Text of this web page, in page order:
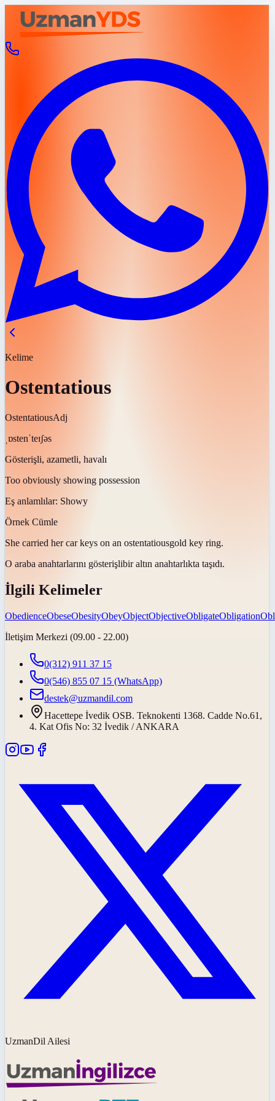
Kelime
Ostentatious
OstentatiousAdj
ˌɒstenˈteɪʃəs
Gösterişli, azametli, havalı
Too obviously showing possession
Eş anlamlılar: Showy
Örnek Cümle
She carried her car keys on an ostentatiousgold key ring.
O araba anahtarlarını gösterişlibir altın anahtarlıkta taşıdı.
İlgili Kelimeler
ObedienceObeseObesityObeyObjectObjectiveObligateObligation
İletişim Merkezi (09.00 - 22.00)
0(312) 911 37 15
0(546) 855 07 15 (WhatsApp)
destek@uzmandil.com
Hacettepe İvedik OSB. Teknokenti 1368. Cadde No.61,
4. Kat Ofis No: 32 İvedik / ANKARA
UzmanDil Ailesi